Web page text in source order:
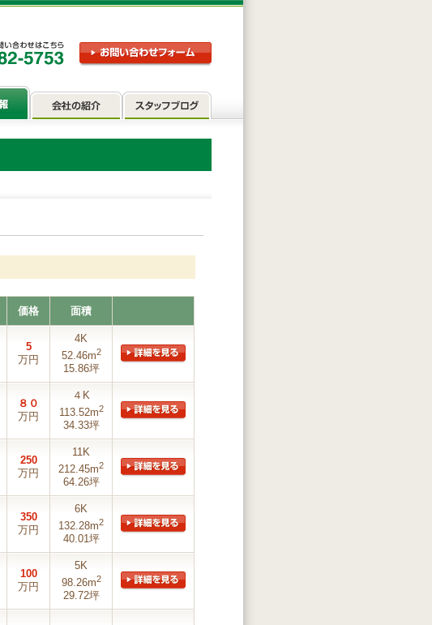
価格 面積
5
万円
4K
52.46m2
15.86坪
８０
万円
４K
113.52m2
34.33坪
250
万円
11K
212.45m2
64.26坪
350
万円
6K
132.28m2
40.01坪
100
万円
5K
98.26m2
29.72坪